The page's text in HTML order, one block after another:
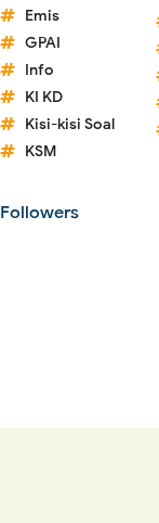
Emis
GPAI
Info
KI KD
Kisi-kisi Soal
KSM
Followers